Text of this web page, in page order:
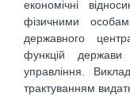
економічні
фізичними
державного
функцій держави
управління.
трактуванням